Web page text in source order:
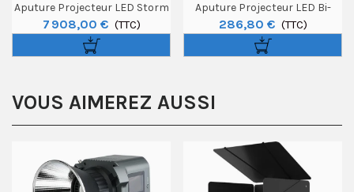
Aputure Projecteur LED Storm
CS32 Avec Réflecteur
7 908,00 € (TTC)
Aputure Projecteur LED Bi-
Color Amaran Halo 200x
286,80 € (TTC)
VOUS AIMEREZ AUSSI